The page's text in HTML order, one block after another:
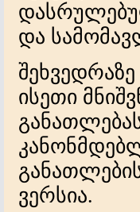
და
ისეთი
ვერსია.